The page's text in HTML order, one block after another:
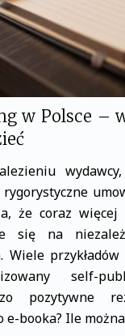
w Polsce –
rygorystyczne
że coraz więcej
się na
Wiele
self-
pozytywne
e-booka? Ile